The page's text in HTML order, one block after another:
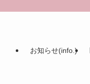
お知らせ(info.)